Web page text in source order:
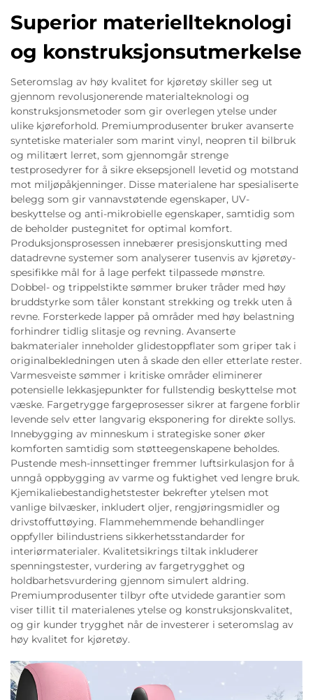
Superior materiellteknologi
og konstruksjonsutmerkelse
Seteromslag av høy kvalitet for kjøretøy skiller seg ut
gjennom revolusjonerende materialteknologi og
konstruksjonsmetoder som gir overlegen ytelse under
ulike kjøreforhold. Premiumprodusenter bruker avanserte
syntetiske materialer som marint vinyl, neopren til bilbruk
og militært lerret, som gjennomgår strenge
testprosedyrer for å sikre eksepsjonell levetid og motstand
mot miljøpåkjenninger. Disse materialene har spesialiserte
belegg som gir vannavstøtende egenskaper, UV-
beskyttelse og anti-mikrobielle egenskaper, samtidig som
de beholder pustegnitet for optimal komfort.
Produksjonsprosessen innebærer presisjonskutting med
datadrevne systemer som analyserer tusenvis av kjøretøy-
spesifikke mål for å lage perfekt tilpassede mønstre.
Dobbel- og trippelstikte sømmer bruker tråder med høy
bruddstyrke som tåler konstant strekking og trekk uten å
revne. Forsterkede lapper på områder med høy belastning
forhindrer tidlig slitasje og revning. Avanserte
bakmaterialer inneholder glidestoppflater som griper tak i
originalbekledningen uten å skade den eller etterlate rester.
Varmesveiste sømmer i kritiske områder eliminerer
potensielle lekkasjepunkter for fullstendig beskyttelse mot
væske. Fargetrygge fargeprosesser sikrer at fargene forblir
levende selv etter langvarig eksponering for direkte sollys.
Innebygging av minneskum i strategiske soner øker
komforten samtidig som støtteegenskapene beholdes.
Pustende mesh-innsettinger fremmer luftsirkulasjon for å
unngå oppbygging av varme og fuktighet ved lengre bruk.
Kjemikaliebestandighetstester bekrefter ytelsen mot
vanlige bilvæsker, inkludert oljer, rengjøringsmidler og
drivstoffuttøying. Flammehemmende behandlinger
oppfyller bilindustriens sikkerhetsstandarder for
interiørmaterialer. Kvalitetsikrings tiltak inkluderer
spenningstester, vurdering av fargetrygghet og
holdbarhetsvurdering gjennom simulert aldring.
Premiumprodusenter tilbyr ofte utvidede garantier som
viser tillit til materialenes ytelse og konstruksjonskvalitet,
og gir kunder trygghet når de investerer i seteromslag av
høy kvalitet for kjøretøy.